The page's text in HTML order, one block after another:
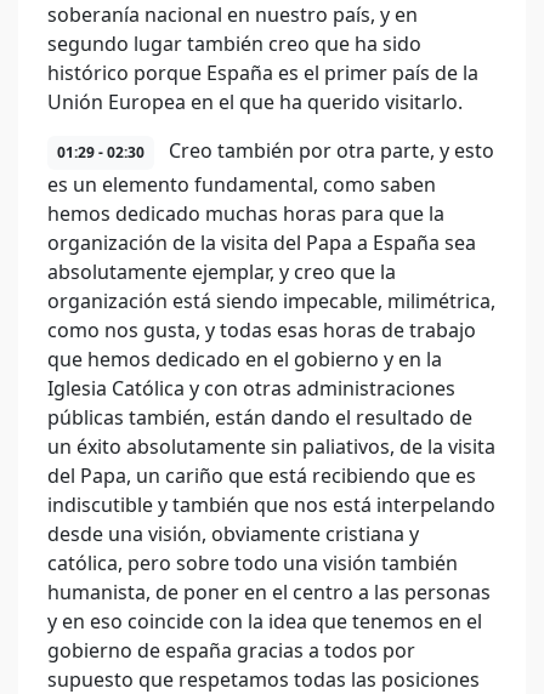
soberanía nacional en nuestro país, y en
segundo lugar también creo que ha sido
histórico porque España es el primer país de la
Unión Europea en el que ha querido visitarlo.
01:29 - 02:30
Creo también por otra parte, y esto
es un elemento fundamental, como saben
hemos dedicado muchas horas para que la
organización de la visita del Papa a España sea
absolutamente ejemplar, y creo que la
organización está siendo impecable, milimétrica,
como nos gusta, y todas esas horas de trabajo
que hemos dedicado en el gobierno y en la
Iglesia Católica y con otras administraciones
públicas también, están dando el resultado de
un éxito absolutamente sin paliativos, de la visita
del Papa, un cariño que está recibiendo que es
indiscutible y también que nos está interpelando
desde una visión, obviamente cristiana y
católica, pero sobre todo una visión también
humanista, de poner en el centro a las personas
y en eso coincide con la idea que tenemos en el
gobierno de españa gracias a todos por
supuesto que respetamos todas las posiciones